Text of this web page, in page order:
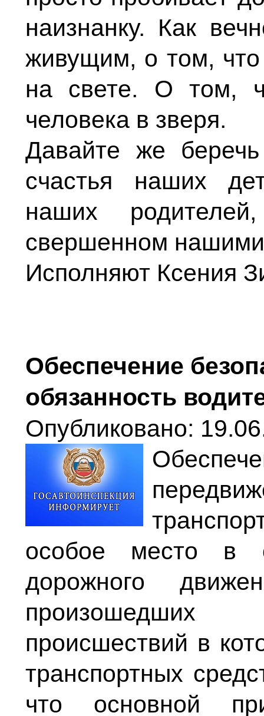
наизнанку. Как
живущим, о том,
на свете. О том,
человека в зверя.
Давайте же
счастья наших
наших
свершенном
Исполняют Ксения
Обеспечение
обязанность
Опубликовано:
особое место в
дорожного
произошедших
происшествий в
транспортных
что основной